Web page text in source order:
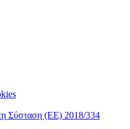
Σύσταση (ΕΕ) 2018/334